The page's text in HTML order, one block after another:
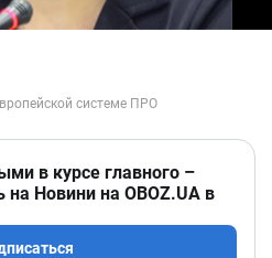
в курсе главного –
на Новини на OBOZ.UA в